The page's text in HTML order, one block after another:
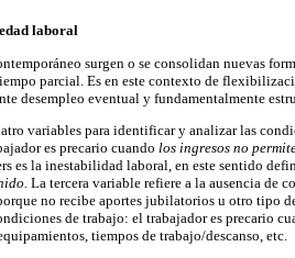
laboral
surgen o se consolidan nuevas
parcial. Es en este contexto de
desempleo eventual y fundamentalmente
variables para identificar y analizar las
es precario cuando los ingresos no
es la inestabilidad laboral, en este sentido
La tercera variable refiere a la ausencia de
no recibe aportes jubilatorios u otro tipo
de trabajo: el trabajador es precario
tiempos de trabajo/descanso, etc.